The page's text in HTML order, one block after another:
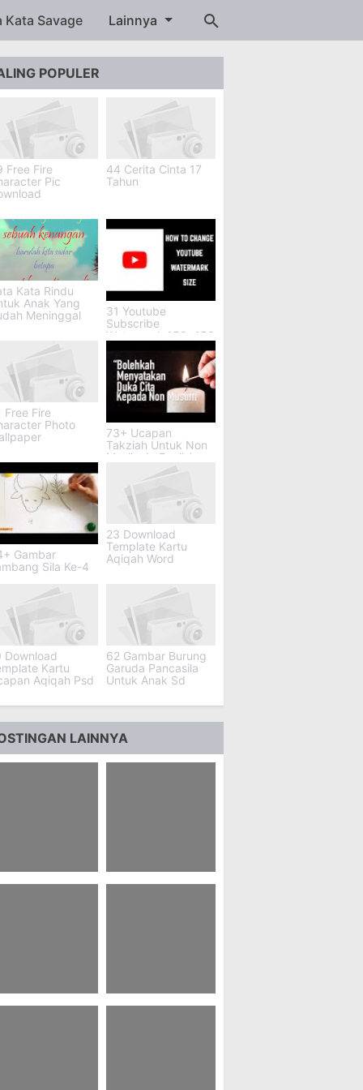
Kata Savage Lainnya
POPULER
Free Fire
Pic
44 Cerita Cinta 17
Tahun
Kata Rindu
Anak Yang
Meninggal
31 Youtube
Subscribe
Watermark 150x150
Free Fire
Photo
73+ Ucapan
Takziah Untuk Non
Muslim In English
Gambar
Sila Ke-4
23 Download
Template Kartu
Aqiqah Word
Download
Kartu
Aqiqah Psd
62 Gambar Burung
Garuda Pancasila
Untuk Anak Sd
LAINNYA
Naskah Iklan
98 Script Voice
Dongeng Buat
99 Teka Teki Silang